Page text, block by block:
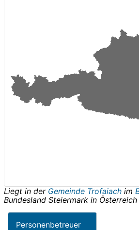
Liegt in der Gemeinde Trofaiach im
Bundesland Steiermark in Österreich
Personenbetreuer